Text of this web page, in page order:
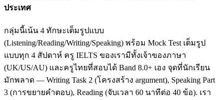
ประเทศ
กลุ่มนี้เน้น 4 ทักษะเต็มรูปแบบ
(Listening/Reading/Writing/Speaking) พร้อม Mock Test เต็มรูป
แบบทุก 4 สัปดาห์ ครู IELTS ของเรามีทั้งเจ้าของภาษา
(UK/US/AU) และครูไทยที่สอบได้ Band 8.0+ เอง จุดที่นักเรียน
มักพลาด — Writing Task 2 (โครงสร้าง argument), Speaking Part
3 (การขยายคำตอบ), Reading (จับเวลา 60 นาทีต่อ 40 ข้อ). เรา